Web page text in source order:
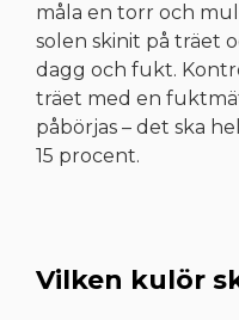
måla en torr och
solen skinit på träet
dagg och fukt.
träet med en
påbörjas – det ska
15 procent.
Vilken kulör